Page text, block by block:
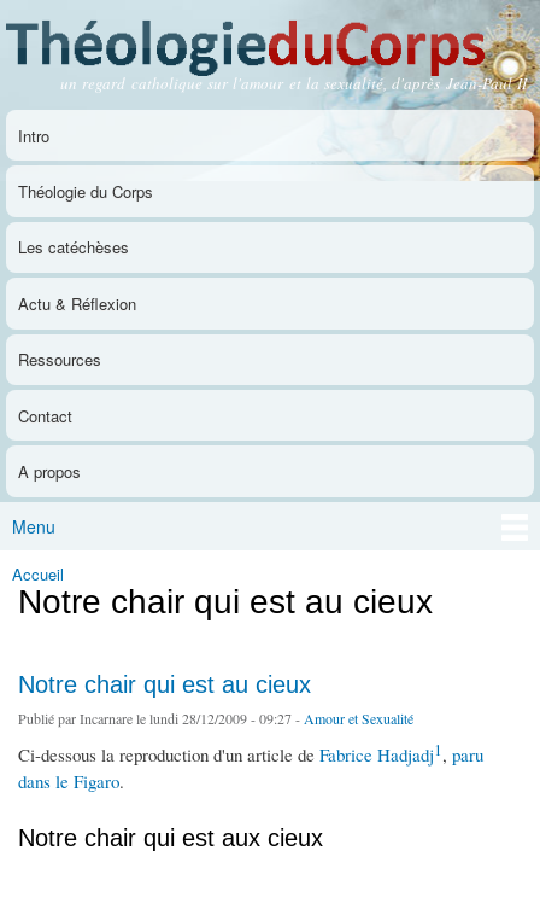
contenu
principal
Théologie du Corps
un regard catholique sur l'amour et la sexualité, d'après Jean-Paul II
Menu principal
Intro
Théologie du Corps
Les catéchèses
Actu & Réflexion
Ressources
Contact
A propos
Menu
Vous êtes ici
Accueil
Notre chair qui est au cieux
Notre chair qui est au cieux
Publié parIncarnarele lundi 28/12/2009 - 09:27 -Amour et Sexualité
Ci-dessous la reproduction d'un article de Fabrice Hadjadj1, paru
dans le Figaro.
Notre chair qui est aux cieux